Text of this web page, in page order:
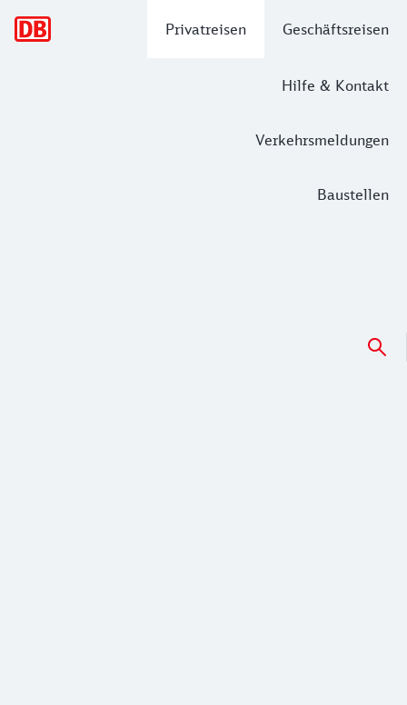
Privatreisen Geschäftsreisen
Hilfe & Kontakt
Verkehrsmeldungen
Baustellen